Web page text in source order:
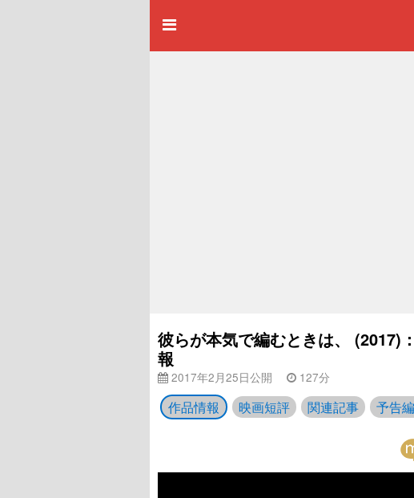
彼らが本気で編むときは、 (2017)
報
2017年2月25日公開 127分
作品情報 映画短評 関連記事 予告